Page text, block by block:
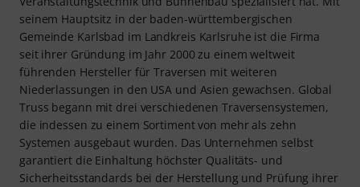
seinem Hauptsitz in der baden-württembergischen
Gemeinde Karlsbad im Landkreis Karlsruhe ist die Firma
seit ihrer Gründung im Jahr 2000 zu einem weltweit
führenden Hersteller für Traversen mit weiteren
Niederlassungen in den USA und Asien gewachsen. Global
Truss begann mit drei verschiedenen Traversensystemen,
die indessen zu einem Sortiment von mehr als zehn
Systemen ausgebaut wurden. Das Unternehmen selbst
garantiert die Einhaltung höchster Qualitäts- und
Sicherheitsstandards bei der Herstellung und Prüfung ihrer